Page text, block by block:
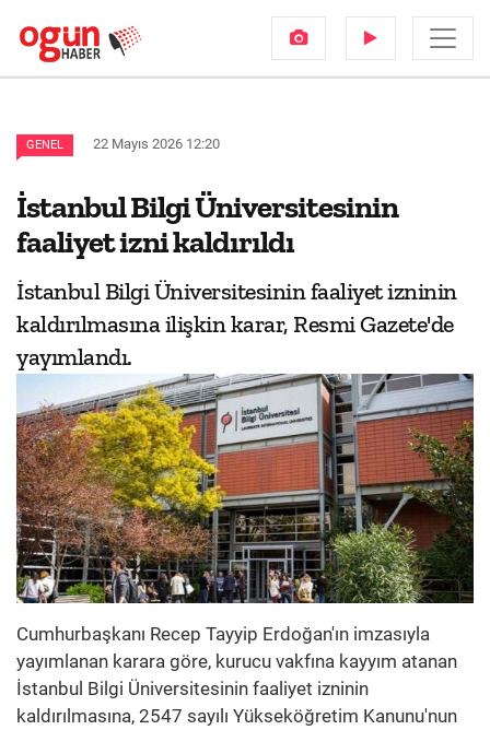
GENEL 22 Mayıs 2026 12:20
İstanbul Bilgi Üniversitesinin
faaliyet izni kaldırıldı
İstanbul Bilgi Üniversitesinin faaliyet izninin
kaldırılmasına ilişkin karar, Resmi Gazete'de
yayımlandı.
Cumhurbaşkanı Recep Tayyip Erdoğan'ın imzasıyla
yayımlanan karara göre, kurucu vakfına kayyım atanan
İstanbul Bilgi Üniversitesinin faaliyet izninin
kaldırılmasına, 2547 sayılı Yükseköğretim Kanunu'nun